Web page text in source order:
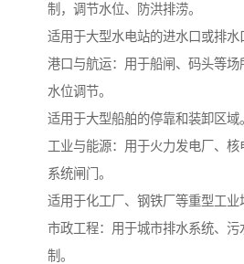
制，调节水位、防洪排涝。
适用于大型水电站的进水口或排水
港口与航运：用于船闸、码头等场
水位调节。
适用于大型船舶的停靠和装卸区域。
工业与能源：用于火力发电厂、
系统闸门。
适用于化工厂、钢铁厂等重型工业
市政工程：用于城市排水系统、污
制。